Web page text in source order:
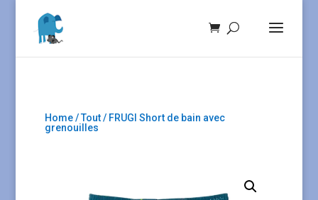
Home/Tout/ FRUGI Short de bain avec
grenouilles